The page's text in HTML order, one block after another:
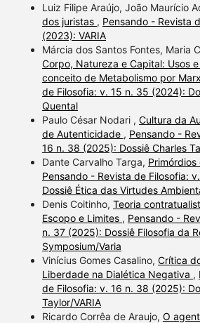
Luiz Filipe Araújo, João Maurício
dos juristas , Pensando - Revista
(2023): VARIA
Márcia dos Santos Fontes, Maria
Corpo, Natureza e Capital: Usos
conceito de Metabolismo por Marx
de Filosofia: v. 15 n. 35 (2024):
Quental
Paulo César Nodari , Cultura da
de Autenticidade , Pensando -
16 n. 38 (2025): Dossiê Charles
Dante Carvalho Targa,
Pensando - Revista de Filosofia:
Dossiê Ética das Virtudes
Denis Coitinho, Teoria
Escopo e Limites , Pensando -
n. 37 (2025): Dossiê Filosofia da
Symposium/Varia
Vinícius Gomes Casalino, Crítica
Liberdade na Dialética Negativa ,
de Filosofia: v. 16 n. 38 (2025):
Taylor/VARIA
Ricardo Corrêa de Araujo, O